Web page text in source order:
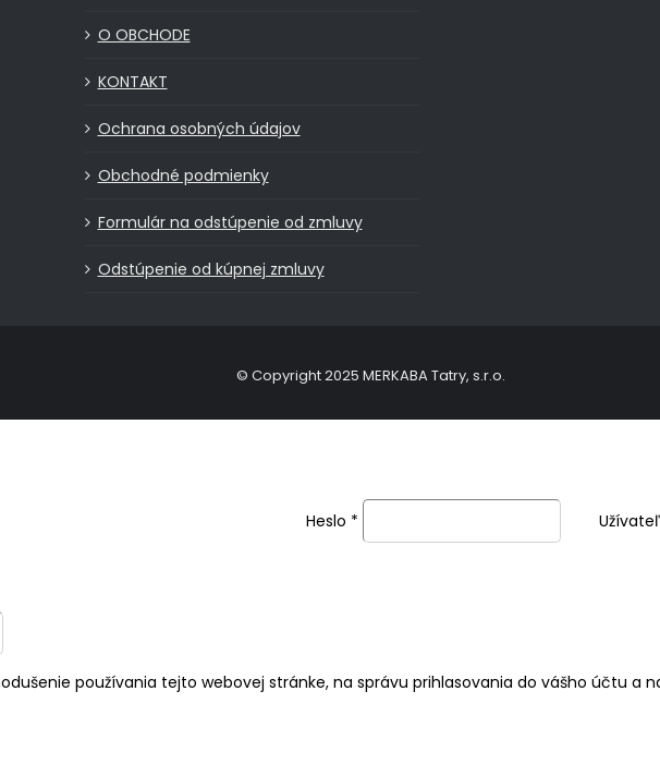
O OBCHODE
KONTAKT
Ochrana osobných údajov
Obchodné podmienky
Formulár na odstúpenie od zmluvy
Odstúpenie od kúpnej zmluvy
© Copyright 2025 MERKABA Tatry, s.r.o.
Heslo *
používania tejto webovej stránke, na správu prihlasovania do vášho účtu a